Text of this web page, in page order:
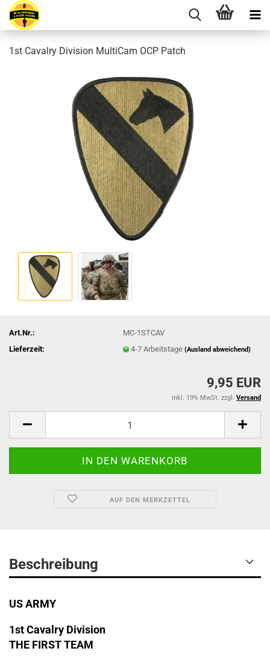
1st Cavalry Division MultiCam OCP Patch
Art.Nr.:
MC-1STCAV
Lieferzeit:
4-7 Arbeitstage(Ausland abweichend)
9,95 EUR
inkl. 19% MwSt. zzgl. Versand
AUF DEN MERKZETTEL
Beschreibung
US ARMY
1st Cavalry Division
THE FIRST TEAM